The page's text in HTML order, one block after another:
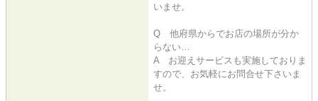
いませ。
Q 他府県からでお店の場所が分か
らない…
A お迎えサービスも実施しておりま
すので、お気軽にお問合せ下さいま
せ。